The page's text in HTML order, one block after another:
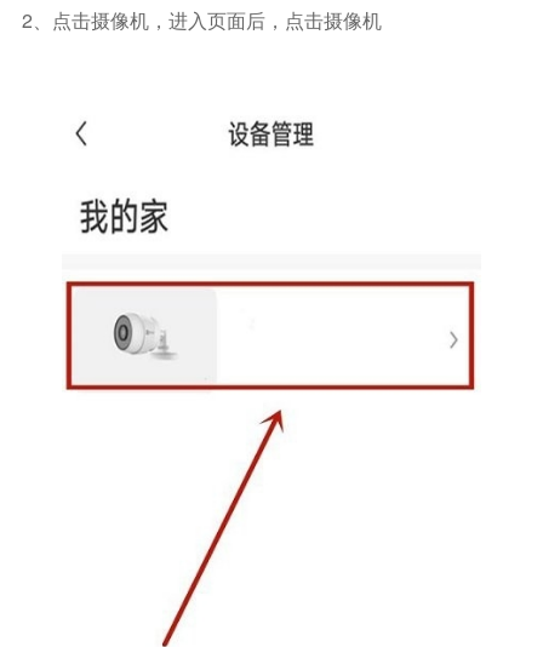
2、点击摄像机，进入页面后，点击摄像机